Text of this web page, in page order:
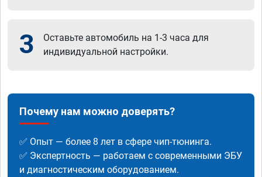
3
Оставьте автомобиль на 1-3 часа для
индивидуальной настройки.
Почему нам можно доверять?
✅ Опыт — более 8 лет в сфере чип-тюнинга.
✅ Экспертность — работаем с современными ЭБУ
и диагностическим оборудованием.